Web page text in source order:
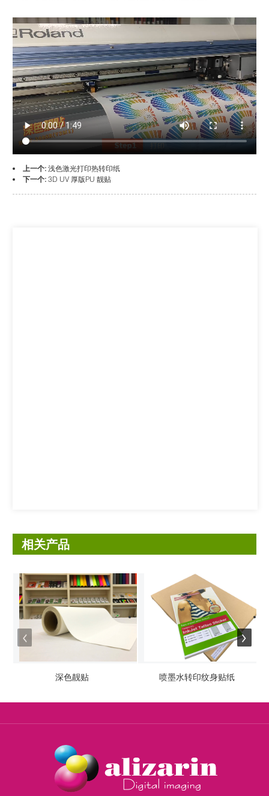
上一个: 浅色激光打印热转印纸
下一个: 3D UV 厚版PU 靓贴
相关产品
深色靓贴 喷墨水转印纹身贴纸